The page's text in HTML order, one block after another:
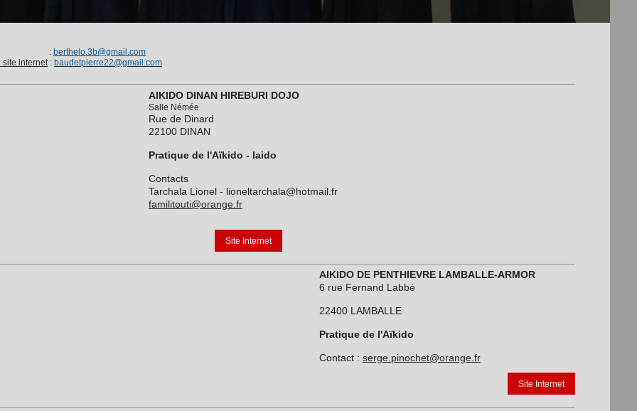
berthelo.3b@gmail.com
site internet: baudetpierre22@gmail.com
AIKIDO DINAN HIREBURI DOJO
Salle Némée
Rue de Dinard
22100 DINAN
Pratique de l'Aïkido - Iaido
Contacts
Tarchala Lionel - lioneltarchala@hotmail.fr
familitouti@orange.fr
Site Internet
AIKIDO DE PENTHIEVRE LAMBALLE-ARMOR
6 rue Fernand Labbé
22400 LAMBALLE
Pratique de l'Aïkido
Contact : serge.pinochet@orange.fr
Site Internet